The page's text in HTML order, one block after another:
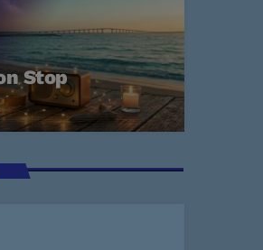
Stop